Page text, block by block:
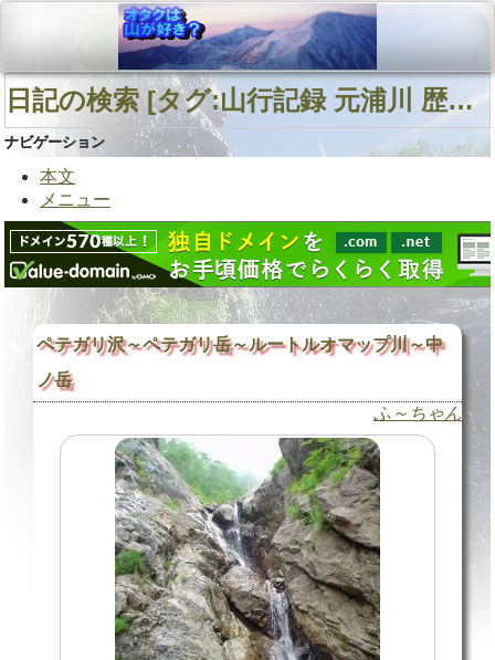
日記の検索 [タグ:山行記録 元浦川 歴舟川 静内川] 01～01(01件中)
ナビゲーション
本文
メニュー
ペテガリ沢～ペテガリ岳～ルートルオマップ川～中
ノ岳
ふ～ちゃん